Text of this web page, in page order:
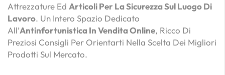
Attrezzature Ed Articoli Per La Sicurezza Sul Luogo Di
Lavoro. Un Intero Spazio Dedicato
All’Antinfortunistica In Vendita Online, Ricco Di
Preziosi Consigli Per Orientarti Nella Scelta Dei Migliori
Prodotti Sul Mercato.